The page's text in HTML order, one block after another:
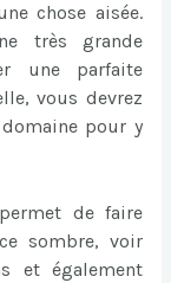
chose aisée.
très grande
une parfaite
vous devrez
pour y
de faire
sombre, voir
et également